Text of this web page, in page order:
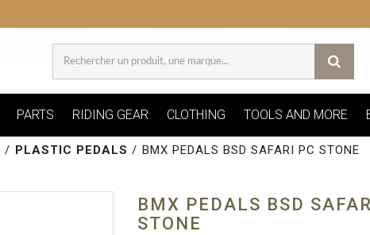
PARTS RIDING GEAR CLOTHING TOOLS AND MORE
/ PLASTIC PEDALS / BMX PEDALS BSD SAFARI PC STONE
BMX PEDALS BSD
STONE